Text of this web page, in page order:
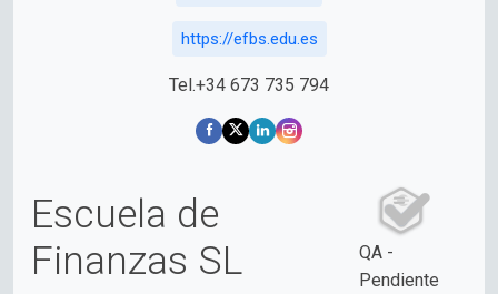
https://efbs.edu.es
Tel.+34 673 735 794
Escuela de
Finanzas SL
QA -
Pendiente